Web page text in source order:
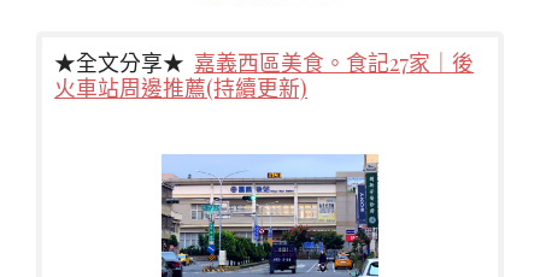
★全文分享★ 嘉義西區美食。食記27家｜後
火車站周邊推薦(持續更新)